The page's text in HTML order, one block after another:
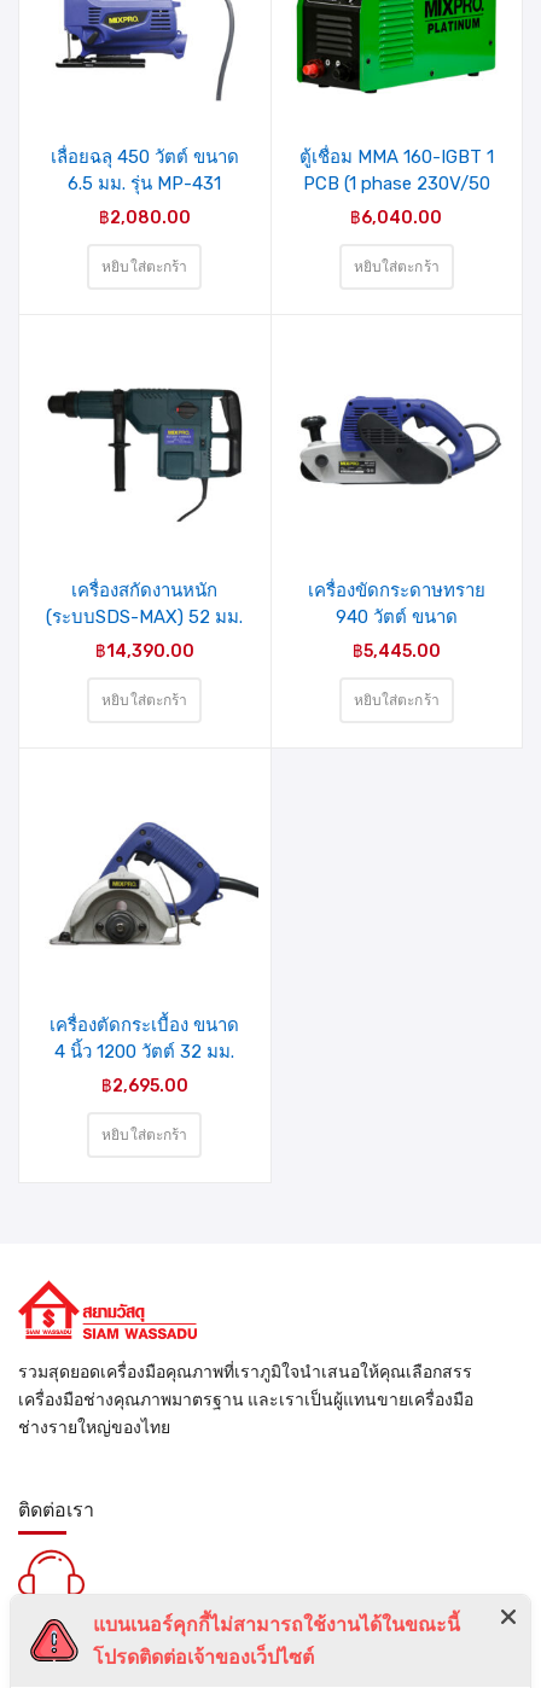
เลื่อยฉลุ 450 วัตต์ ขนาด
6.5 มม. รุ่น MP-431
MIXPRO
฿2,080.00
หยิบใส่ตะกร้า
ชอบ
ตู้เชื่อม MMA 160-IGBT 1
PCB (1 phase 230V/50
HZ ) MIXPRO
1601)
฿6,040.00
หยิบใส่ตะกร้า
เครื่องสกัดงานหนัก
(ระบบSDS-MAX) 52 มม.
1500 วัตต์ รุ่น Z1A-
MIXPRO
฿14,390.00
หยิบใส่ตะกร้า
เครื่องขัดกระดาษทราย
940 วัตต์ ขนาด
100×610มม. รุ่น MP-940
฿5,445.00
หยิบใส่ตะกร้า
รายการ
เครื่องตัดกระเบื้อง ขนาด
4 นิ้ว 1200 วัตต์ 32 มม.
รุ่น MP-410 MIXPRO
฿2,695.00
หยิบใส่ตะกร้า
รวมสุดยอดเครื่องมือคุณภาพที่เราภูมิใจนำเสนอให้คุณเลือกสรร
เครื่องมือช่างคุณภาพมาตรฐาน และเราเป็นผู้แทนขายเครื่องมือ
ช่างรายใหญ่ของไทย
ติดต่อเรา
สายด่วน :
099-5095739
แบนเนอร์คุกกี้ไม่สามารถใช้งานได้ในขณะนี้
โปรดติดต่อเจ้าของเว็ปไซต์